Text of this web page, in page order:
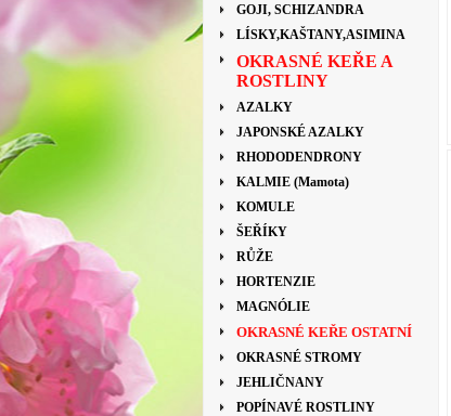
GOJI, SCHIZANDRA
LÍSKY,KAŠTANY,ASIMINA
OKRASNÉ KEŘE A
ROSTLINY
AZALKY
JAPONSKÉ AZALKY
RHODODENDRONY
KALMIE (Mamota)
KOMULE
ŠEŘÍKY
RŮŽE
HORTENZIE
MAGNÓLIE
OKRASNÉ KEŘE OSTATNÍ
OKRASNÉ STROMY
JEHLIČNANY
POPÍNAVÉ ROSTLINY